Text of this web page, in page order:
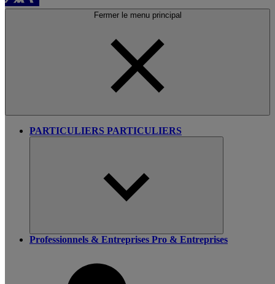
Fermer le menu principal
PARTICULIERS PARTICULIERS
Professionnels & Entreprises Pro & Entreprises